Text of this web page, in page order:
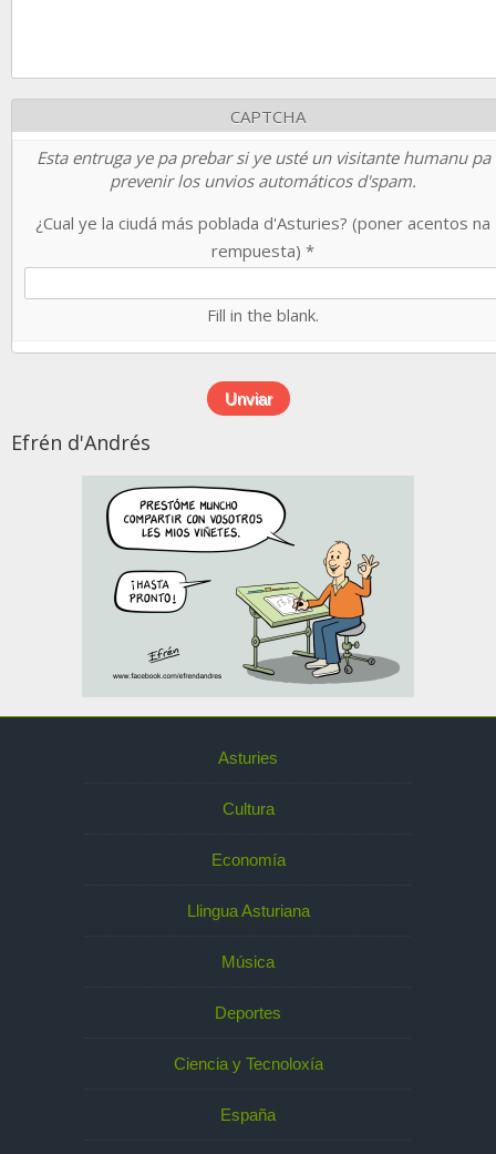
CAPTCHA
Esta entruga ye pa prebar si ye usté un visitante humanu pa
prevenir los unvios automáticos d'spam.
¿Cual ye la ciudá más poblada d'Asturies? (poner acentos na
rempuesta) *
Fill in the blank.
Efrén d'Andrés
Asturies
Cultura
Economía
Llingua Asturiana
Música
Deportes
Ciencia y Tecnoloxía
España